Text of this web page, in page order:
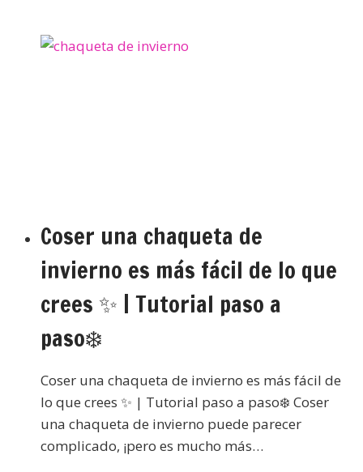
Coser una chaqueta de
invierno es más fácil de lo que
crees ✨ | Tutorial paso a
paso❄️
Coser una chaqueta de invierno es más fácil de
lo que crees ✨ | Tutorial paso a paso❄️ Coser
una chaqueta de invierno puede parecer
complicado, ¡pero es mucho más…